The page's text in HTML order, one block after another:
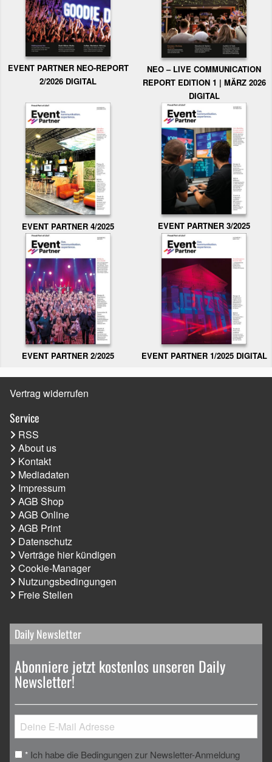
EVENT PARTNER NEO-REPORT
2/2026 DIGITAL
NEO – LIVE COMMUNICATION
REPORT EDITION 1 | MÄRZ 2026
DIGITAL
EVENT PARTNER 4/2025 EVENT PARTNER 3/2025
EVENT PARTNER 2/2025 EVENT PARTNER 1/2025 DIGITAL
Vertrag widerrufen
Service
RSS
About us
Kontakt
Mediadaten
Impressum
AGB Shop
AGB Online
AGB Print
Datenschutz
Verträge hier kündigen
Cookie-Manager
Nutzungsbedingungen
Freie Stellen
Daily Newsletter
Abonniere jetzt kostenlos unseren Daily
Newsletter!
* Ich habe die Bedingungen zur Newsletter-Anmeldung